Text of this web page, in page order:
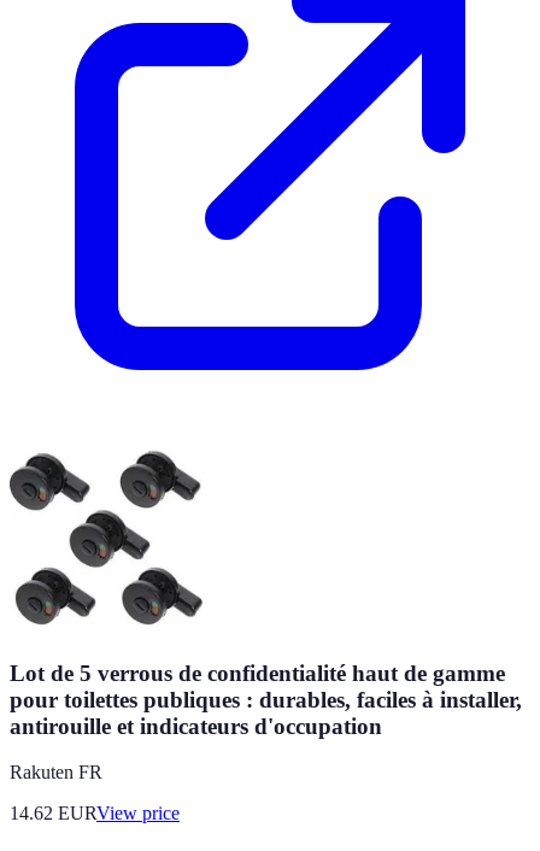
Lot de 5 verrous de confidentialité haut de gamme
pour toilettes publiques : durables, faciles à installer,
antirouille et indicateurs d'occupation
Rakuten FR
14.62 EURView price